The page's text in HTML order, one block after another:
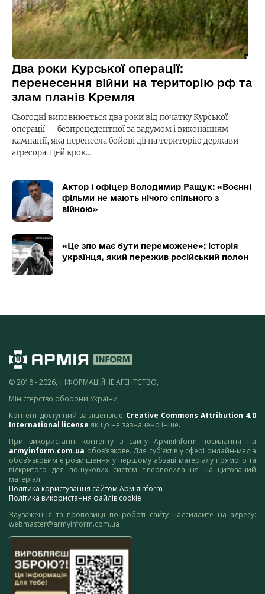
Два роки Курської операції:
перенесення війни на територію рф та
злам планів Кремля
Сьогодні виповнюється два роки від початку Курської
операції — безпрецедентної за задумом і виконанням
кампанії, яка перенесла бойові дії на територію держави-
агресора. Цей крок…
Актор і офіцер Володимир Ращук: «Воєнні
фільми не мають нічого спільного з
війною»
«Це зло має бути переможене»: історія
українця, який пережив російський полон
© 2018 - 2026, ІНФОРМАЦІЙНЕ АГЕНТСТВО,
Міністерство оборони України
Контент доступний за ліцензією Creative Commons Attribution 4.0
International license якщо не зазначено інше.
При використанні контенту з сайту АрміяInform посилання на
armyinform.com.ua обов’язкове. Для суб’єктів у сфері онлайн-медіа
обов’язковим є розміщення у першому абзаці матеріалу прямого та
відкритого для пошукових систем гіперпосилання на цитований
матеріал.
Політика користування сайтом АрміяInform
Політика використання файлів cookie
Зауваження та пропозиції по роботі сайту надсилайте на адресу:
webmaster@armyinform.com.ua